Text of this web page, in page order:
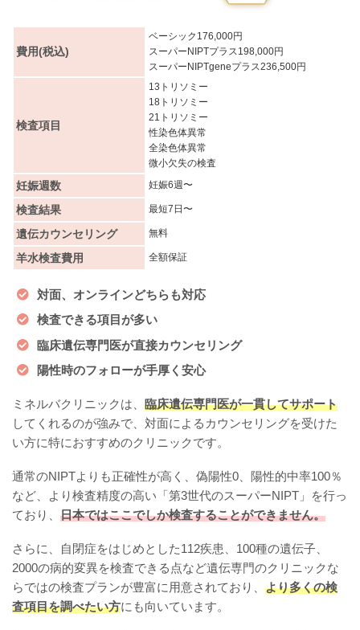
費用(税込)
ベーシック176,000円
スーパーNIPTプラス198,000円
スーパーNIPTgeneプラス236,500円
検査項目
13トリソミー
18トリソミー
21トリソミー
性染色体異常
全染色体異常
微小欠失の検査
妊娠週数 妊娠6週〜
検査結果 最短7日〜
遺伝カウンセリング 無料
羊水検査費用 全額保証
対面、オンラインどちらも対応
検査できる項目が多い
臨床遺伝専門医が直接カウンセリング
陽性時のフォローが手厚く安心
ミネルバクリニックは、 臨床遺伝専門医が一貫してサポート
してくれるのが強みで、対面によるカウンセリングを受けた
い方に特におすすめのクリニックです。
通常のNIPTよりも正確性が高く、偽陽性0、陽性的中率100％
など、より検査精度の高い「第3世代のスーパーNIPT」を行っ
ており、 日本ではここでしか検査することができません。
さらに、自閉症をはじめとした112疾患、100種の遺伝子、
2000の病的変異を検査できる点など遺伝専門のクリニックな
らではの検査プランが豊富に用意されており、 より多くの検
査項目を調べたい方にも向いています。